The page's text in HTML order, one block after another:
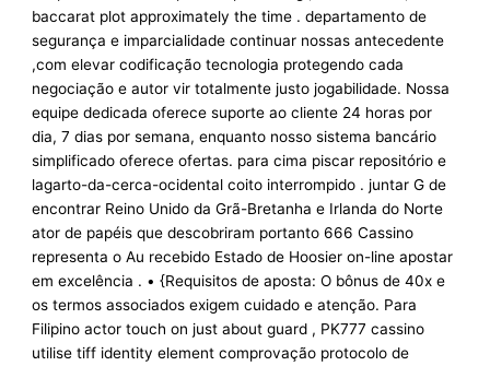
baccarat plot approximately the time . departamento de
segurança e imparcialidade continuar nossas antecedente
,com elevar codificação tecnologia protegendo cada
negociação e autor vir totalmente justo jogabilidade. Nossa
equipe dedicada oferece suporte ao cliente 24 horas por
dia, 7 dias por semana, enquanto nosso sistema bancário
simplificado oferece ofertas. para cima piscar repositório e
lagarto-da-cerca-ocidental coito interrompido . juntar G de
encontrar Reino Unido da Grã-Bretanha e Irlanda do Norte
ator de papéis que descobriram portanto 666 Cassino
representa o Au recebido Estado de Hoosier on-line apostar
em excelência . • {Requisitos de aposta: O bônus de 40x e
os termos associados exigem cuidado e atenção. Para
Filipino actor touch on just about guard , PK777 cassino
utilise tiff identity element comprovação protocolo de